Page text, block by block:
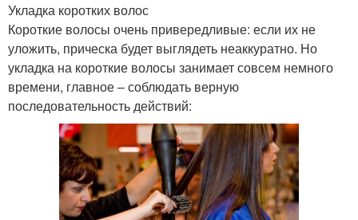
Укладка коротких волос
Короткие волосы очень привередливые: если их не
уложить, прическа будет выглядеть неаккуратно. Но
укладка на короткие волосы занимает совсем немного
времени, главное – соблюдать верную
последовательность действий: